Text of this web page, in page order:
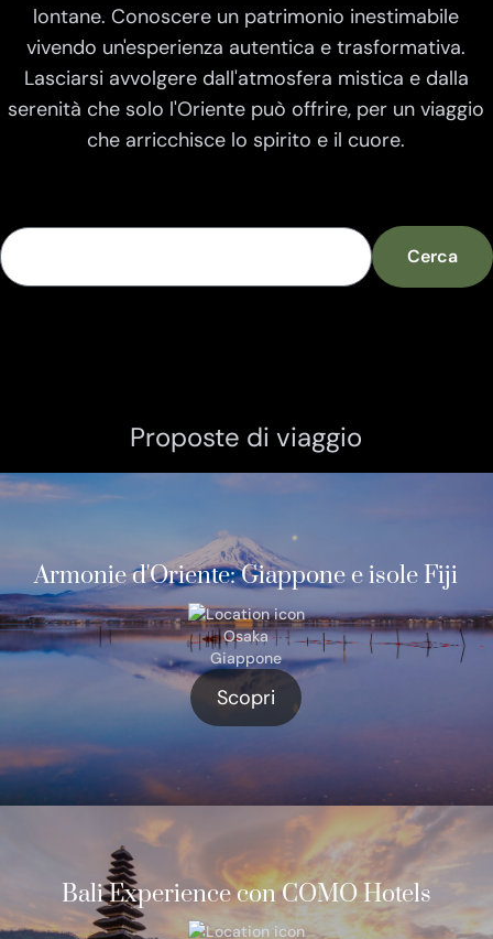
lontane. Conoscere un patrimonio inestimabile
vivendo un'esperienza autentica e trasformativa.
Lasciarsi avvolgere dall'atmosfera mistica e dalla
serenità che solo l'Oriente può offrire, per un viaggio
che arricchisce lo spirito e il cuore.
Cerca
Proposte di viaggio
Armonie d'Oriente: Giappone e isole Fiji
Osaka
Giappone
Scopri
Bali Experience con COMO Hotels